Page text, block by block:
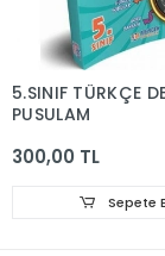
5.SINIF TÜRKÇE
PUSULAM
300,00 TL
Sepete